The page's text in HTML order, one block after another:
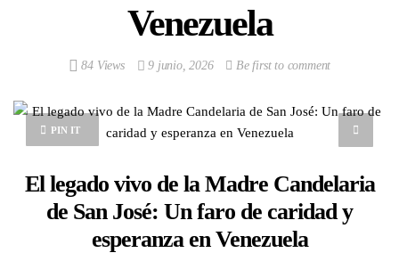
Venezuela
84 Views 9 junio, 2026 Be first to comment
PIN IT
El legado vivo de la Madre Candelaria
de San José: Un faro de caridad y
esperanza en Venezuela